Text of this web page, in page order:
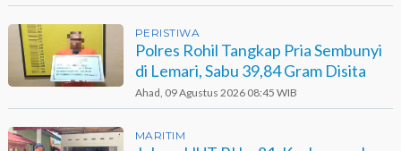
PERISTIWA
Polres Rohil Tangkap Pria Sembunyi
di Lemari, Sabu 39,84 Gram Disita
Ahad, 09 Agustus 2026 08:45 WIB
MARITIM